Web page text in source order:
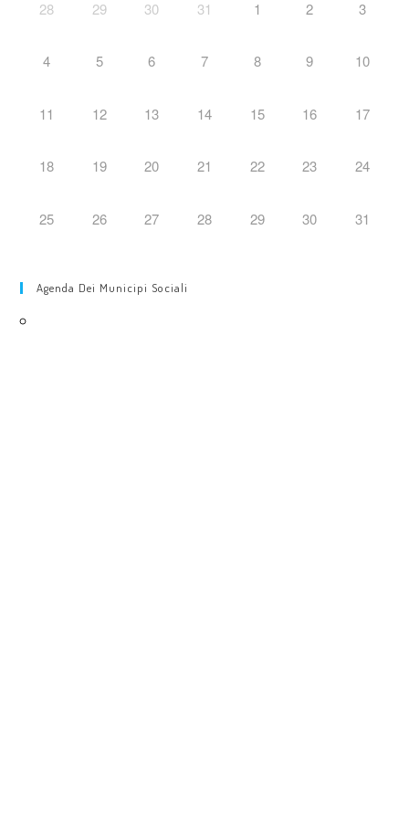
28 29 30 31 1 2 3
4 5 6 7 8 9 10
11 12 13 14 15 16 17
18 19 20 21 22 23 24
25 26 27 28 29 30 31
Agenda Dei Municipi Sociali